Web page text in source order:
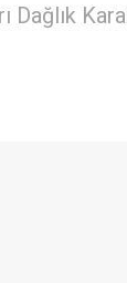
Dağlık